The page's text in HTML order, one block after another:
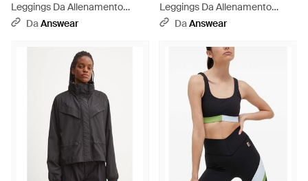
Leggings Da Allenamento
Convex - Nero
DaAnswear
Leggings Da Allenamento
Status - Nero
DaAnswear